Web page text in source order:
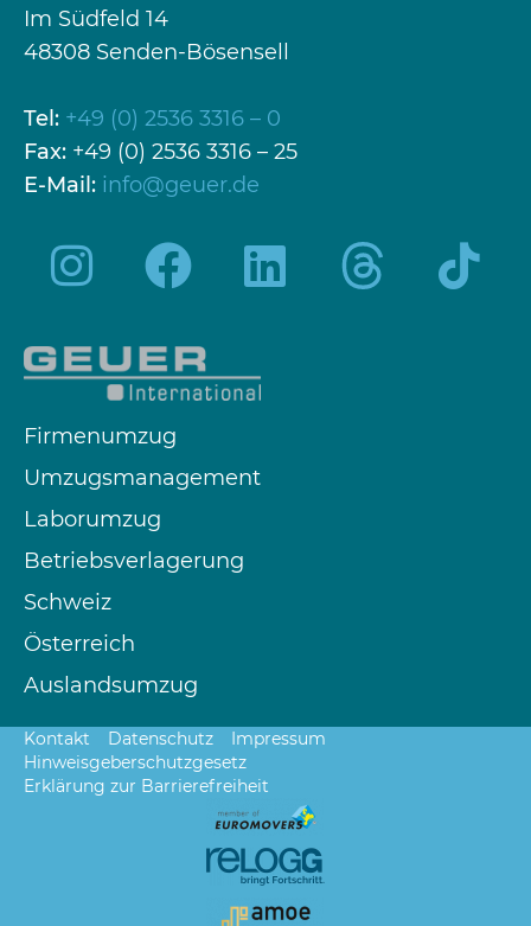
Im Südfeld 14
48308 Senden-Bösensell
Tel: +49 (0) 2536 3316 – 0
Fax: +49 (0) 2536 3316 – 25
E-Mail: info@geuer.de
Firmenumzug
Umzugsmanagement
Laborumzug
Betriebsverlagerung
Schweiz
Österreich
Auslandsumzug
Kontakt Datenschutz
Impressum
Hinweisgeberschutzgesetz
Erklärung zur Barrierefreiheit